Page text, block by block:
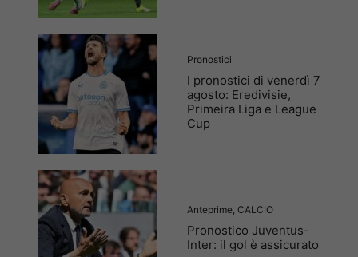
Pronostici
I pronostici di venerdì 7
agosto: Eredivisie,
Primeira Liga e League
Cup
Anteprime, CALCIO
Pronostico Juventus-
Inter: il gol è assicurato